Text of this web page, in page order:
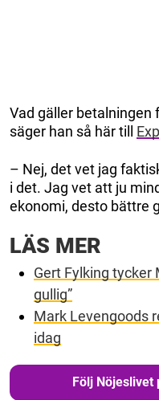
Vad gäller betalningen
säger han så här till
– Nej, det vet jag
i det. Jag vet att ju
ekonomi, desto bättre
LÄS MER
Gert Fylking tycker
gullig”
Mark Levengoods
idag
Följ Nöjeslivet